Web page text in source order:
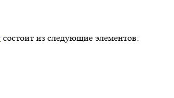
состоит из следующие элементов: